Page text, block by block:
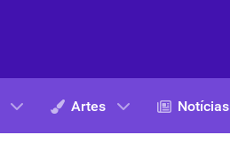
Artes Notícias